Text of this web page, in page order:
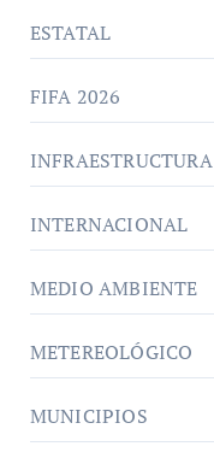
ESTATAL
FIFA 2026
INFRAESTRUCTURA
INTERNACIONAL
MEDIO AMBIENTE
METEREOLÓGICO
MUNICIPIOS